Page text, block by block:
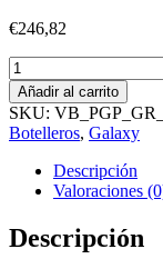
€246,82
Botellero
Panero
Galaxy
cantidad
Añadir al carrito
SKU:
Botelleros, Galaxy
Descripción
Valoraciones
Descripción